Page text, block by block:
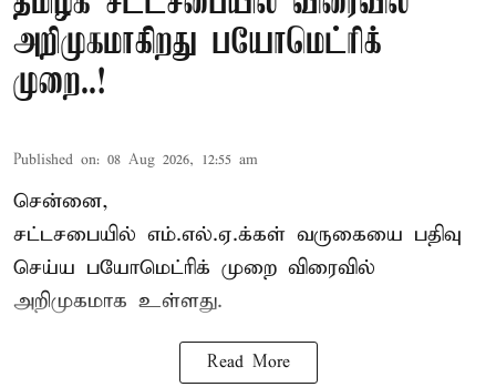
அறிமுகமாகிறது பயோமெட்ரிக்
முறை..!
Published on: 08 Aug 2026, 12:55 am
சென்னை,
சட்டசபையில் எம்.எல்.ஏ.க்கள் வருகையை பதிவு
செய்ய பயோமெட்ரிக் முறை விரைவில்
அறிமுகமாக உள்ளது.
Read More